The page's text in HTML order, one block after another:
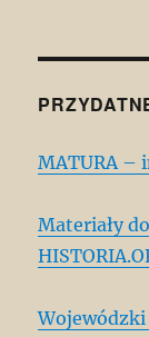
MATURA –
Materiały